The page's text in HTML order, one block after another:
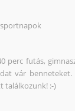
sportnapok
perc futás,
vár benneteket.
találkozunk! :-)